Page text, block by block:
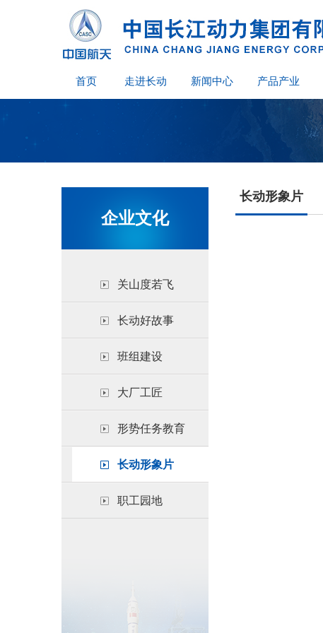
首页 走进长动 新闻中心 产品产业
企业文化
关山度若飞
长动好故事
班组建设
大厂工匠
形势任务教育
长动形象片
职工园地
长动形象片